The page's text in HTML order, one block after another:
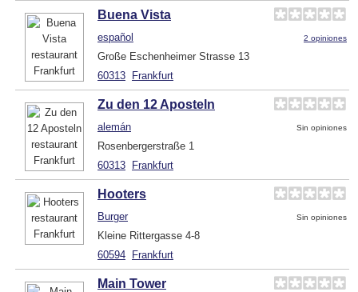
Buena Vista
español 2 opiniones
Große Eschenheimer Strasse 13
60313 Frankfurt
Zu den 12 Aposteln
alemán Sin opiniones
Rosenbergerstraße 1
60313 Frankfurt
Hooters
Burger Sin opiniones
Kleine Rittergasse 4-8
60594 Frankfurt
Main Tower